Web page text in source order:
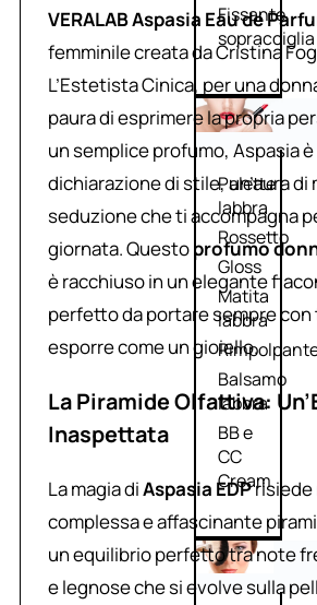
Fissante
sopracciglia
Palette
labbra
Rossetto
Gloss
Matita
labbra
Balsamo
labbra
BB e
CC
Cream
VERALAB Aspasia Eau de
femminile creata da Cristina
L’Estetista Cinica, per una
paura di esprimere la propria
un semplice profumo, Aspasia
dichiarazione di stile, un’aura di
seduzione che ti accompagna
giornata. Questo profumo
è racchiuso in un elegante
perfetto da portare sempre con
esporre come un gioiello.
La Piramide Olfattiva:
Inaspettata
La magia diAspasia EDPrisiede
complessa e affascinante
un equilibrio perfetto tra note
e legnose che si evolve sulla